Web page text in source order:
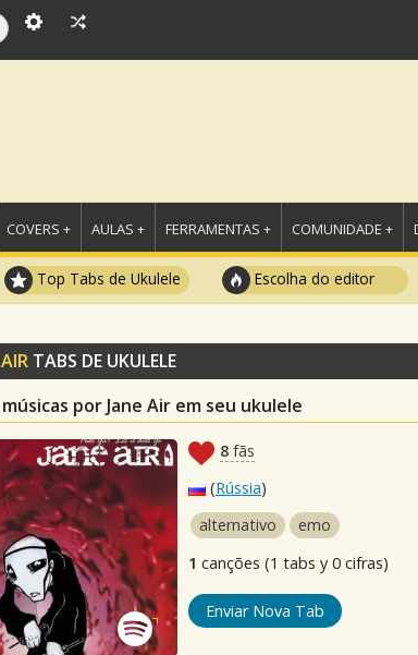
COVERS + AULAS + FERRAMENTAS + COMUNIDADE +
Top Tabs de Ukulele Escolha do editor
TABS DE UKULELE
por Jane Air em seu ukulele
8 fãs
(Rússia)
alternativo
emo
1 canções (1 tabs y 0 cifras)
Enviar Nova Tab